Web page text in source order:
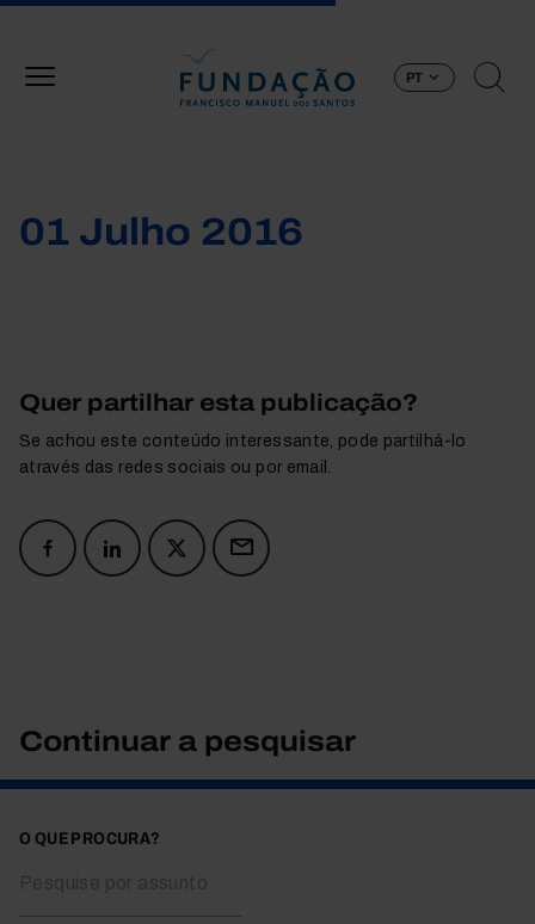
PT
01 Julho 2016
Quer partilhar esta publicação?
Se achou este conteúdo interessante, pode partilhá-lo
através das redes sociais ou por email.
Continuar a pesquisar
O QUE PROCURA?